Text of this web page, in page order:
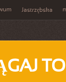
Jastrzębska
TO